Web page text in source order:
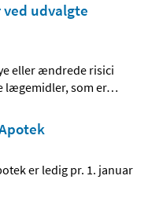
udvalgte
eller ændrede risici
lægemidler, som er…
er ledig pr. 1. januar